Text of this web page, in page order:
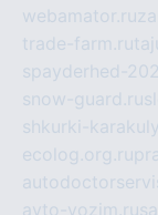
webamator.ru
trade-farm.ru
spayderhed-
snow-guard.ru
shkurki-
ecolog.org.ru
avto-vozim.ru